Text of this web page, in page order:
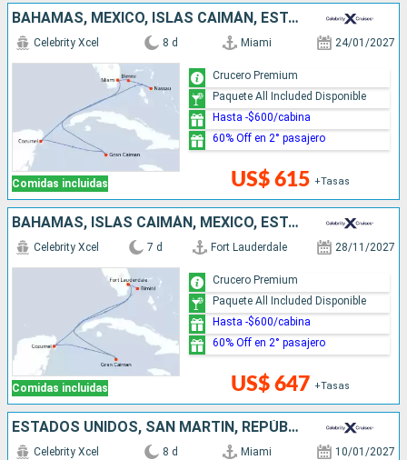
BAHAMAS, MÉXICO, ISLAS CAIMÁN, ESTADOS UNIDOS
Comidas incluidas
Celebrity Xcel 8 d Miami 24/01/2027
US$ 615 +Tasas
Crucero Premium
Paquete All Included Disponible
Hasta -$600/cabina
60% Off en 2° pasajero
BAHAMAS, ISLAS CAIMÁN, MÉXICO, ESTADOS UNIDOS
Comidas incluidas
Celebrity Xcel 7 d Fort Lauderdale 28/11/2027
US$ 647 +Tasas
Crucero Premium
Paquete All Included Disponible
Hasta -$600/cabina
60% Off en 2° pasajero
ESTADOS UNIDOS, SAN MARTÍN, REPÚBLICA DOMINICANA
Celebrity Xcel 8 d Miami 10/01/2027